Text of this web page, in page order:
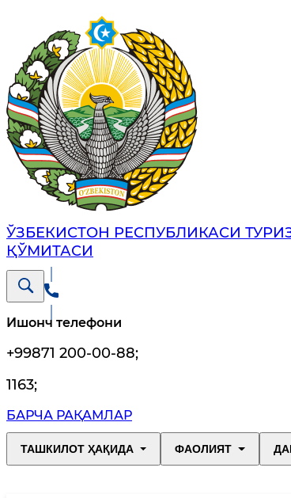
ЎЗБЕКИСТОН РЕСПУБЛИКАСИ
ҚЎМИТАСИ
Ишонч телефони
+99871 200-00-88;
1163;
БАРЧА РАҚАМЛАР
ТАШКИЛОТ ҲАҚИДА ФАОЛИЯТ